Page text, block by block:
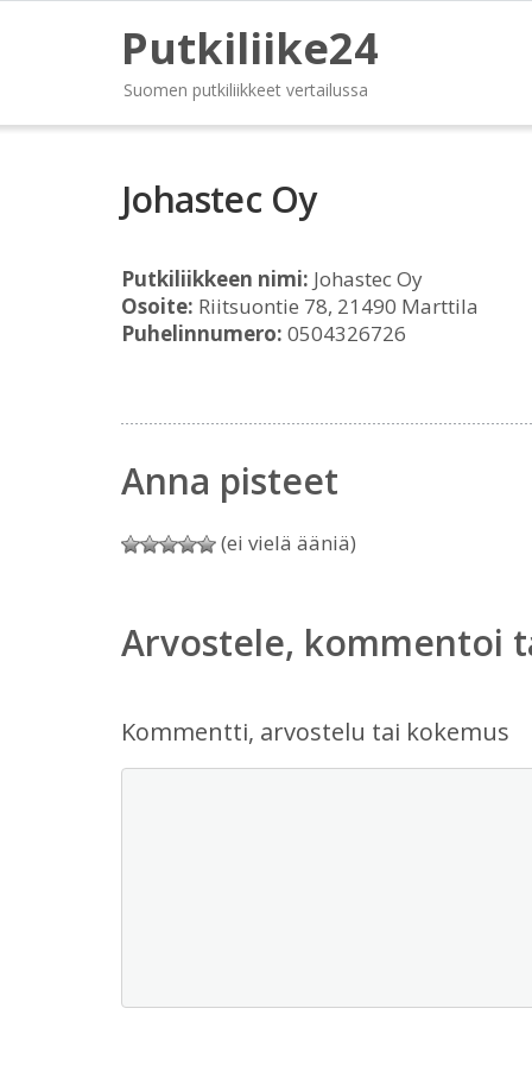
Putkiliike24
Suomen putkiliikkeet vertailussa
Johastec Oy
Putkiliikkeen nimi: Johastec Oy
Osoite: Riitsuontie 78, 21490 Marttila
Puhelinnumero: 0504326726
Anna pisteet
(ei vielä ääniä)
Arvostele, kommentoi
Kommentti, arvostelu tai kokemus